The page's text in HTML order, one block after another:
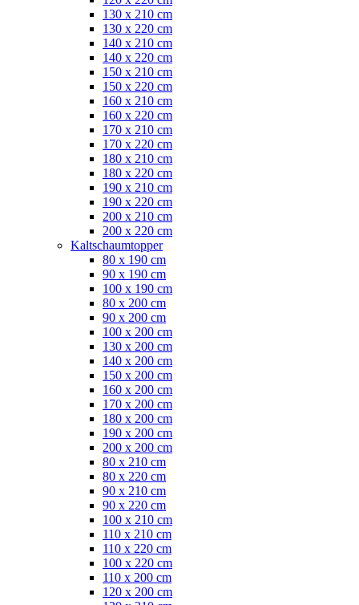
130 x 210 cm
130 x 220 cm
140 x 210 cm
140 x 220 cm
150 x 210 cm
150 x 220 cm
160 x 210 cm
160 x 220 cm
170 x 210 cm
170 x 220 cm
180 x 210 cm
180 x 220 cm
190 x 210 cm
190 x 220 cm
200 x 210 cm
200 x 220 cm
Kaltschaumtopper
80 x 190 cm
90 x 190 cm
100 x 190 cm
80 x 200 cm
90 x 200 cm
100 x 200 cm
130 x 200 cm
140 x 200 cm
150 x 200 cm
160 x 200 cm
170 x 200 cm
180 x 200 cm
190 x 200 cm
200 x 200 cm
80 x 210 cm
80 x 220 cm
90 x 210 cm
90 x 220 cm
100 x 210 cm
110 x 210 cm
110 x 220 cm
100 x 220 cm
110 x 200 cm
120 x 200 cm